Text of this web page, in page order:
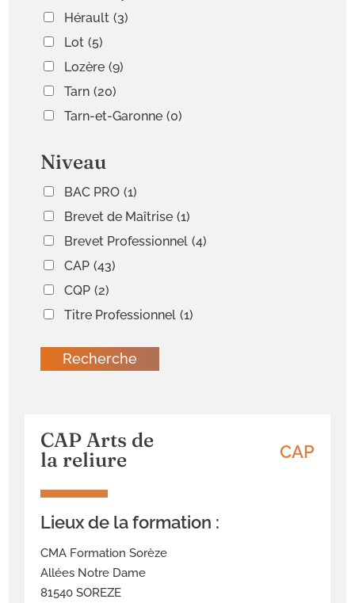
Hérault (3)
Lot (5)
Lozère (9)
Tarn (20)
Tarn-et-Garonne (0)
Niveau
BAC PRO (1)
Brevet de Maîtrise (1)
Brevet Professionnel (4)
CAP (43)
CQP (2)
Titre Professionnel (1)
CAP Arts de
la reliure
CAP
Lieux de la formation :
CMA Formation Sorèze
Allées Notre Dame
81540 SOREZE